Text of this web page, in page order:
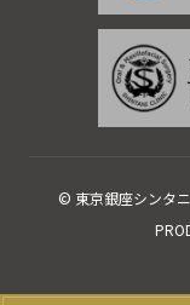
© 東京銀座シンタ